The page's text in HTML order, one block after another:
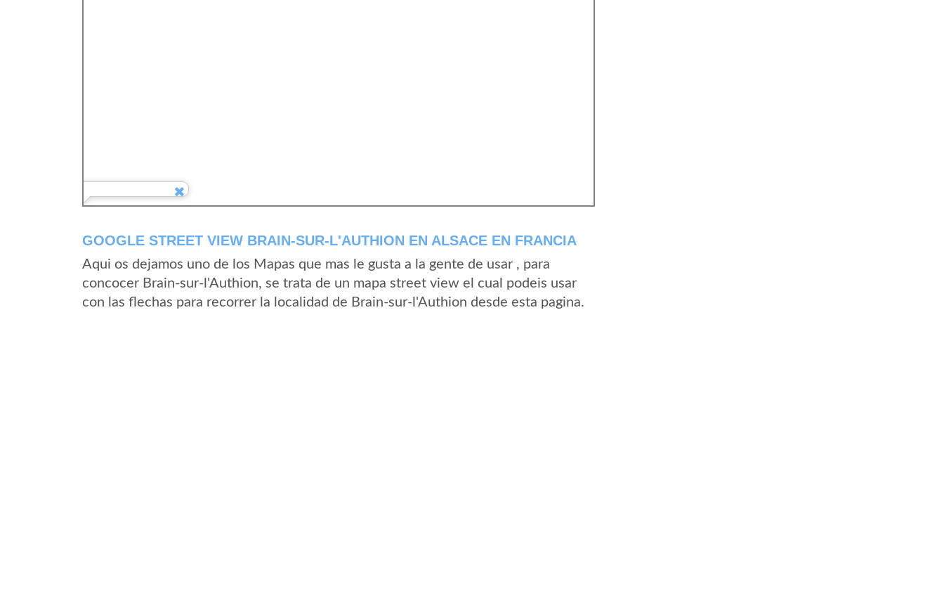
GOOGLE STREET VIEW BRAIN-SUR-L'AUTHION EN ALSACE EN FRANCIA
Aqui os dejamos uno de los Mapas que mas le gusta a la gente de usar , para
concocer Brain-sur-l'Authion, se trata de un mapa street view el cual podeis usar
con las flechas para recorrer la localidad de Brain-sur-l'Authion desde esta pagina.